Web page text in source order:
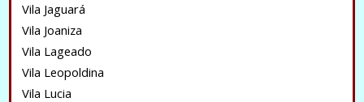
Vila Jaguará
Vila Joaniza
Vila Lageado
Vila Leopoldina
Vila Lucia